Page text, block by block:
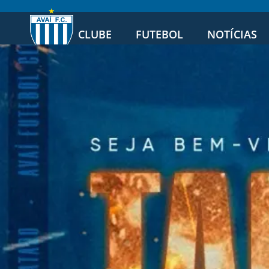
CLUBE FUTEBOL NOTÍCIAS